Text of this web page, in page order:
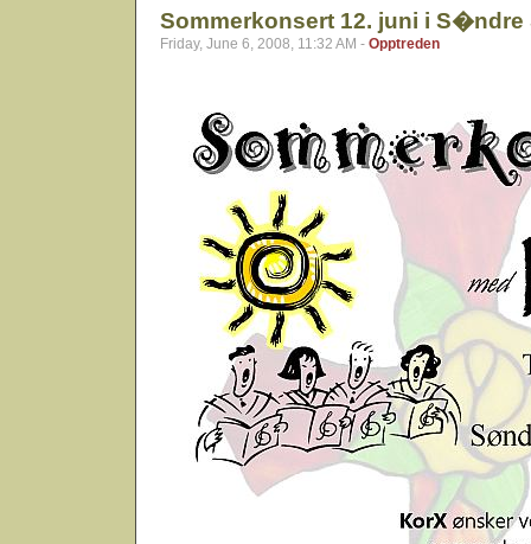
Sommerkonsert 12. juni i S�ndre
Friday, June 6, 2008, 11:32 AM - Opptreden